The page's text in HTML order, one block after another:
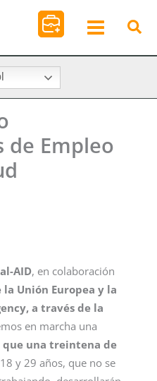
de Empleo
AID, en colaboración
Unión Europea y la
a través de la
en marcha una
una treintena de
y 29 años, que no se